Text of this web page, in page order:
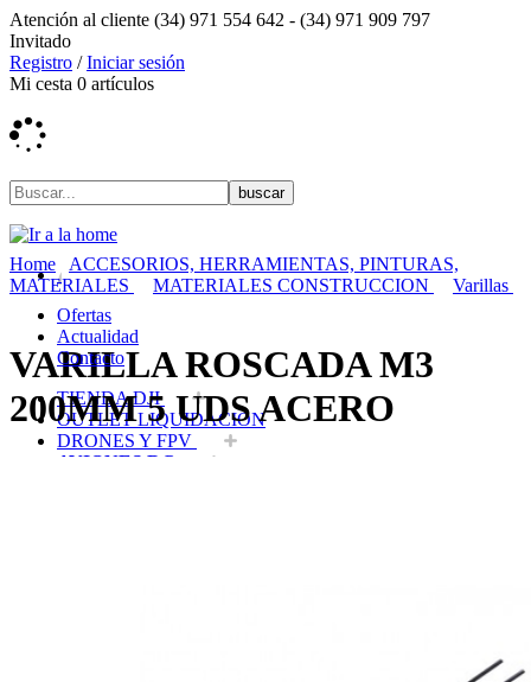
Atención al cliente (34) 971 554 642 - (34) 971 909 797
Invitado
Registro /Iniciar sesión
Mi cesta 0 artículos
Ofertas
Actualidad
Contacto
TIENDA DJI
OUTLET LIQUIDACION
DRONES Y FPV
AVIONES RC
Home
ACCESORIOS, HERRAMIENTAS, PINTURAS,
MATERIALES
MATERIALES CONSTRUCCION Varillas
VARILLA ROSCADA M3
200MM 5 UDS ACERO